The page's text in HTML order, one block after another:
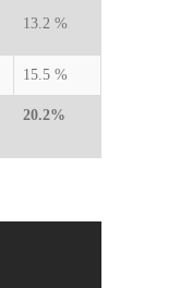
13.2 %
15.5 %
20.2%